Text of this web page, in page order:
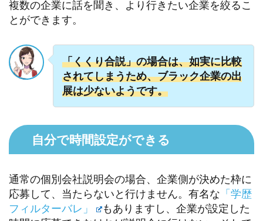
複数の企業に話を聞き、より行きたい企業を絞るこ
とができます。
「くくり合説」の場合は、如実に比較
されてしまうため、ブラック企業の出
展は少ないようです。
自分で時間設定ができる
通常の個別会社説明会の場合、企業側が決めた枠に
応募して、当たらないと行けません。有名な 「学歴
フィルターバレ」
もありますし、企業が設定した